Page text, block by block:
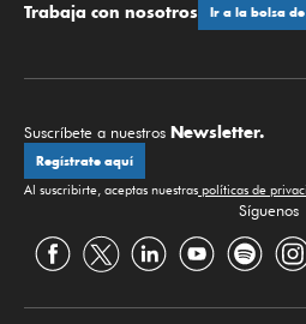
Trabaja con nosotros Ir a la bolsa
Suscríbete a nuestros Newsletter.
Regístrate aquí
Al suscribirte, aceptas nuestras políticas de
Síguenos